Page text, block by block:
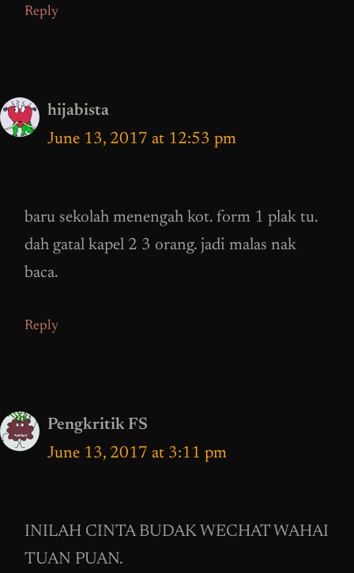
Reply
hijabista
June 13, 2017 at 12:53 pm
baru sekolah menengah kot. form 1 plak tu.
dah gatal kapel 2 3 orang. jadi malas nak
baca.
Reply
Pengkritik FS
June 13, 2017 at 3:11 pm
INILAH CINTA BUDAK WECHAT WAHAI
TUAN PUAN.